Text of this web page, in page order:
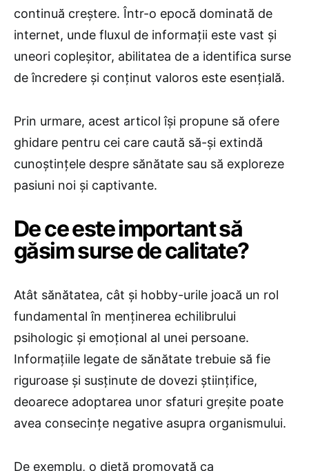
continuă creștere. Într-o epocă dominată de
internet, unde fluxul de informații este vast și
uneori copleșitor, abilitatea de a identifica surse
de încredere și conținut valoros este esențială.
Prin urmare, acest articol își propune să ofere
ghidare pentru cei care caută să-și extindă
cunoștințele despre sănătate sau să exploreze
pasiuni noi și captivante.
De ce este important să
găsim surse de calitate?
Atât sănătatea, cât și hobby-urile joacă un rol
fundamental în menținerea echilibrului
psihologic și emoțional al unei persoane.
Informațiile legate de sănătate trebuie să fie
riguroase și susținute de dovezi științifice,
deoarece adoptarea unor sfaturi greșite poate
avea consecințe negative asupra organismului.
De exemplu, o dietă promovată ca